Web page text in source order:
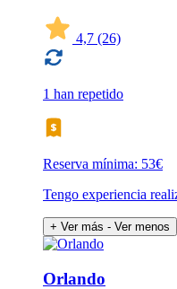
4,7 (26)
1 han repetido
Reserva mínima: 53€
Tengo experiencia
+ Ver más - Ver menos
Orlando